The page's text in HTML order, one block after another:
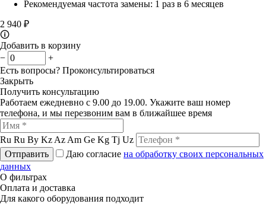
Рекомендуемая частота замены: 1 раз в 6 месяцев
2 940 ₽
🛈
Добавить в корзину
−
+
Есть вопросы? Проконсультироваться
Закрыть
Получить консультацию
Работаем ежедневно с 9.00 до 19.00. Укажите ваш номер
телефона, и мы перезвоним вам в ближайшее время
Ru Ru By Kz Az Am Ge Kg Tj Uz
Отправить
Даю согласие на обработку своих персональных
данных
О фильтрах
Оплата и доставка
Для какого оборудования подходит